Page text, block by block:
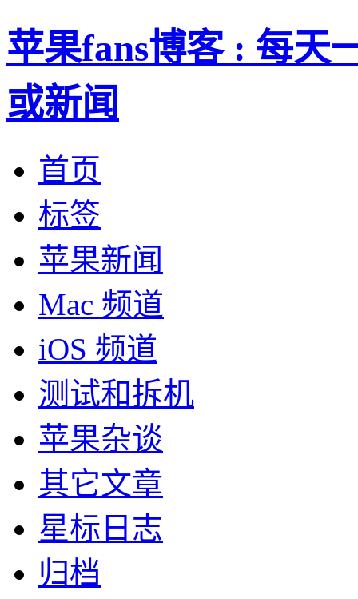
苹果fans博客 : 每天
或新闻
首页
标签
苹果新闻
Mac 频道
iOS 频道
测试和拆机
苹果杂谈
其它文章
星标日志
归档